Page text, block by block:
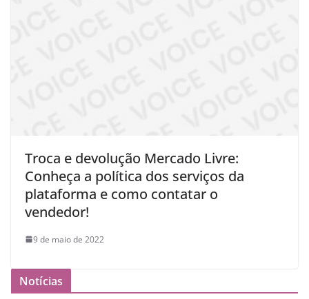
Troca e devolução Mercado Livre:
Conheça a política dos serviços da
plataforma e como contatar o
vendedor!
9 de maio de 2022
Notícias